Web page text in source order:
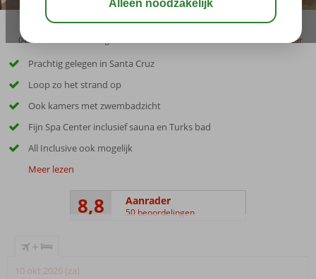
04:00 bewaar
Prachtig gelegen in Santa Cruz
Loop zo het strand op
Ook kamers met zwembadzicht
Fijn Spa Center inclusief sauna en Turks bad
All Inclusive ook mogelijk
Meer lezen
8,8 Aanrader
50 beoordelingen
+
10 okt 2026 (za)